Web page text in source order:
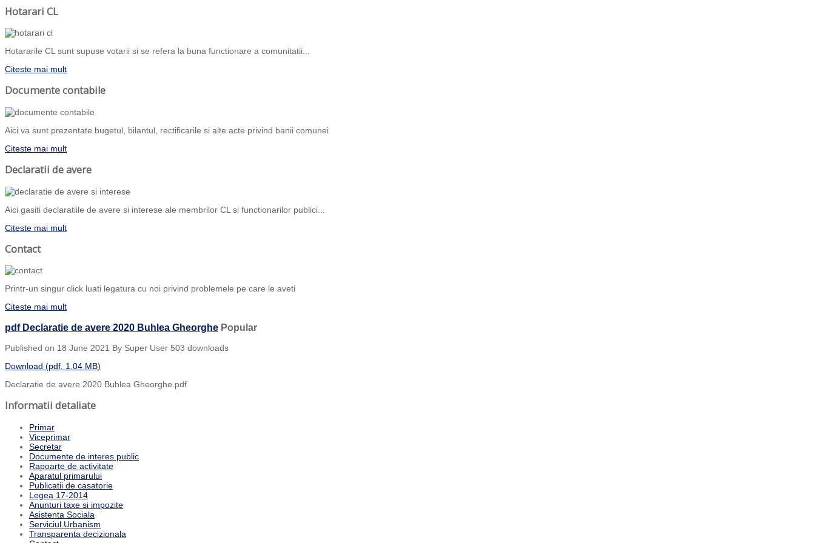
Hotarari CL
Hotararile CL sunt supuse votarii si se refera la buna functionare a comunitatii...
Citeste mai mult
Documente contabile
Aici va sunt prezentate bugetul, bilantul, rectificarile si alte acte privind banii comunei
Citeste mai mult
Declaratii de avere
Aici gasiti declaratiile de avere si interese ale membrilor CL si functionarilor publici...
Citeste mai mult
Contact
Printr-un singur click luati legatura cu noi privind problemele pe care le aveti
Citeste mai mult
pdf Declaratie de avere 2020 Buhlea Gheorghe Popular
Published on 18 June 2021 By Super User 503 downloads
Download (pdf, 1.04 MB)
Declaratie de avere 2020 Buhlea Gheorghe.pdf
Informatii detaliate
Primar
Viceprimar
Secretar
Documente de interes public
Rapoarte de activitate
Aparatul primarului
Publicatii de casatorie
Legea 17-2014
Anunturi taxe si impozite
Asistenta Sociala
Serviciul Urbanism
Transparenta decizionala